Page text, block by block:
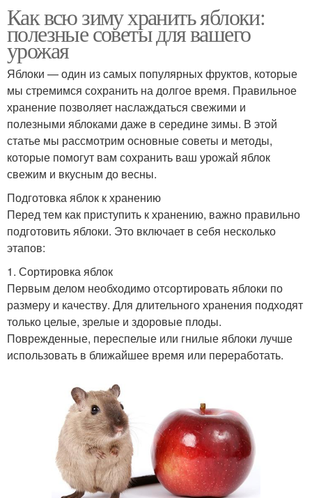
Как всю зиму хранить яблоки:
полезные советы для вашего
урожая
Яблоки — один из самых популярных фруктов, которые
мы стремимся сохранить на долгое время. Правильное
хранение позволяет наслаждаться свежими и
полезными яблоками даже в середине зимы. В этой
статье мы рассмотрим основные советы и методы,
которые помогут вам сохранить ваш урожай яблок
свежим и вкусным до весны.
Подготовка яблок к хранению
Перед тем как приступить к хранению, важно правильно
подготовить яблоки. Это включает в себя несколько
этапов:
1. Сортировка яблок
Первым делом необходимо отсортировать яблоки по
размеру и качеству. Для длительного хранения подходят
только целые, зрелые и здоровые плоды.
Поврежденные, переспелые или гнилые яблоки лучше
использовать в ближайшее время или переработать.